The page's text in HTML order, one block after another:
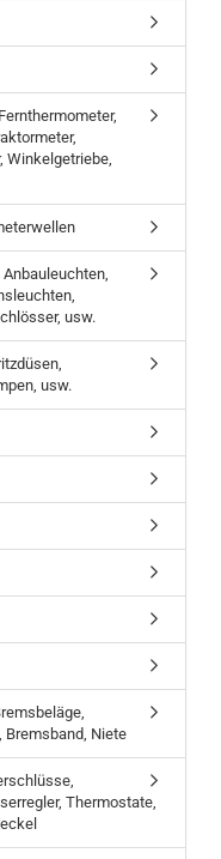
Winkelgetriebe,
usw.
usw.
Niete
Thermostate,